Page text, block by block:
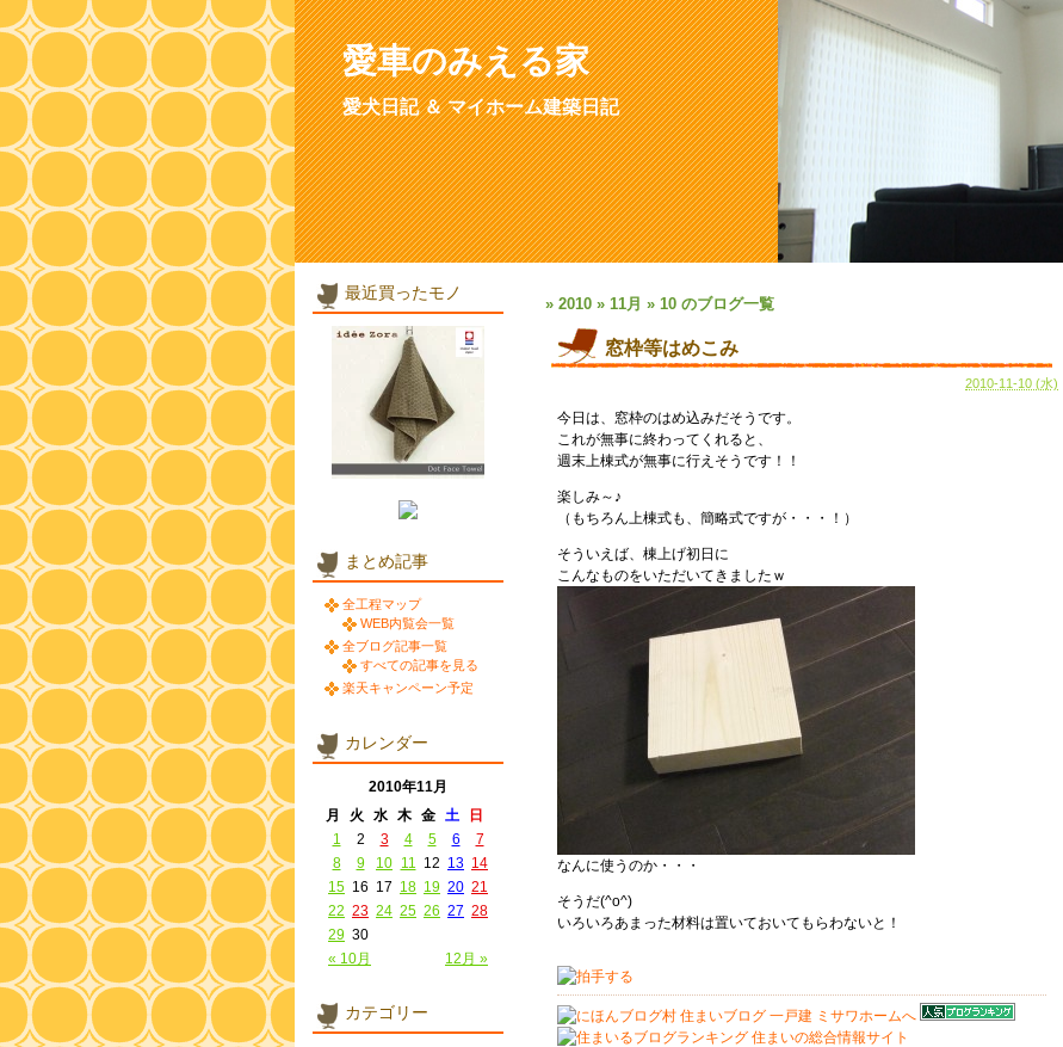
愛車のみえる家
愛犬日記 ＆ マイホーム建築日記
» 2010 » 11月 » 10 のブログ一覧
窓枠等はめこみ
2010-11-10 (水)
今日は、窓枠のはめ込みだそうです。
これが無事に終わってくれると、
週末上棟式が無事に行えそうです！！
楽しみ～♪
（もちろん上棟式も、簡略式ですが・・・！）
そういえば、棟上げ初日に
こんなものをいただいてきましたｗ
なんに使うのか・・・
そうだ(^o^)
いろいろあまった材料は置いておいてもらわないと！
最近買ったモノ
まとめ記事
全工程マップ
WEB内覧会一覧
全ブログ記事一覧
すべての記事を見る
楽天キャンペーン予定
カレンダー
2010年11月
月
火 水 木 金 土 日
« 10月 12月 »
1 2 3 4 5 6
7
8
9 10 11 12 13 14
15 16 17 18 19 20 21
22 23 24 25 26 27 28
29 30
カテゴリー